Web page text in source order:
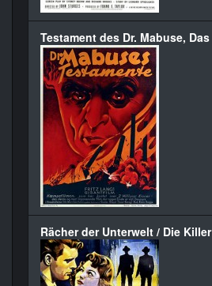
Testament des Dr. Mabuse, Das
Rächer der Unterwelt / Die Killer